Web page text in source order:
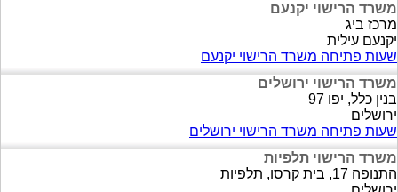
משרד הרישוי יקנעם
מרכז ביג
יקנעם עילית
שעות פתיחה משרד הרישוי יקנעם
משרד הרישוי ירושלים
בנין כלל, יפו 97
ירושלים
שעות פתיחה משרד הרישוי ירושלים
משרד הרישוי תלפיות
התנופה 17, בית קרסו, תלפיות